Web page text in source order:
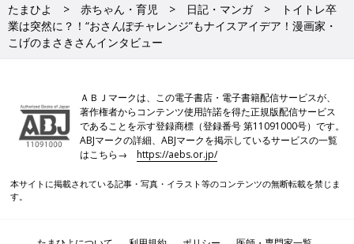
たまひよ 赤ちゃん・育児 日記・マンガ
トイトレ卒
業は突然に？！“おさんぽチャレンジ”もナイスアイデア！漫画家・
こげのまさきさんインタビュー
ＡＢＪマークは、この電子書店・電子書籍配信サービスが、
著作権者からコンテンツ使用許諾を得た正規版配信サービス
であることを示す登録商標（登録番号 第11091000号）です。
ABJマークの詳細、ABJマークを掲示しているサービスの一覧
はこちら→https://aebs.or.jp/
本サイトに掲載されている記事・写真・イラスト等のコンテンツの無断転載を禁じま
す。